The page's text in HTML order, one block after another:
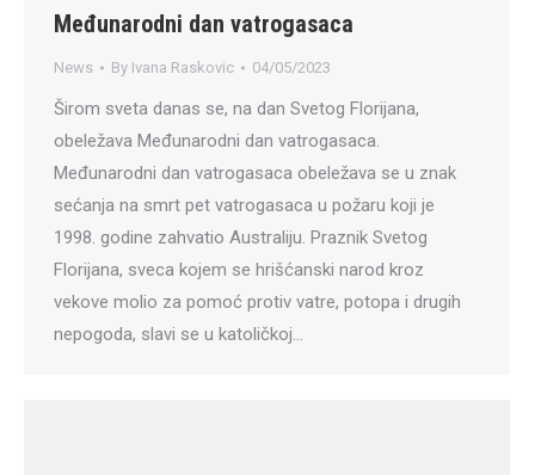
Međunarodni dan vatrogasaca
News By Ivana Raskovic 04/05/2023
Širom sveta danas se, na dan Svetog Florijana,
obeležava Međunarodni dan vatrogasaca.
Međunarodni dan vatrogasaca obeležava se u znak
sećanja na smrt pet vatrogasaca u požaru koji je
1998. godine zahvatio Australiju. Praznik Svetog
Florijana, sveca kojem se hrišćanski narod kroz
vekove molio za pomoć protiv vatre, potopa i drugih
nepogoda, slavi se u katoličkoj…